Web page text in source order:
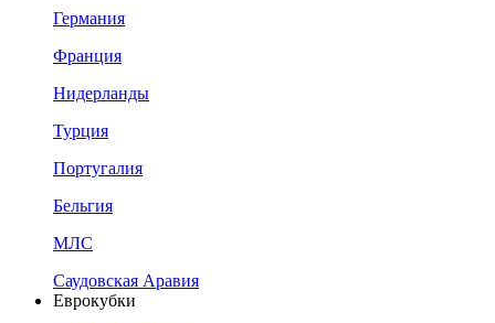
Германия
Франция
Нидерланды
Турция
Португалия
Бельгия
МЛС
Саудовская Аравия
Еврокубки